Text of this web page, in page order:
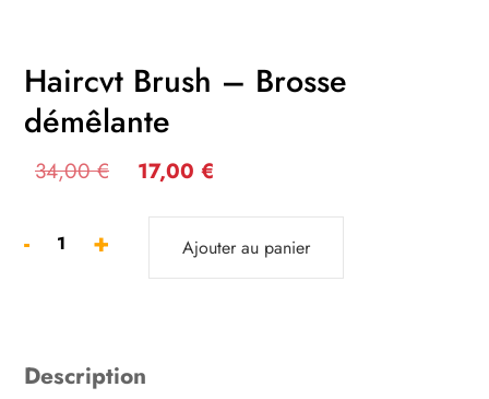
Haircvt Brush – Brosse
démêlante
34,00€
Le
était :
17,00 €
actuel
est :
-
quantité
Brosse
+ Ajouter au panier
Description